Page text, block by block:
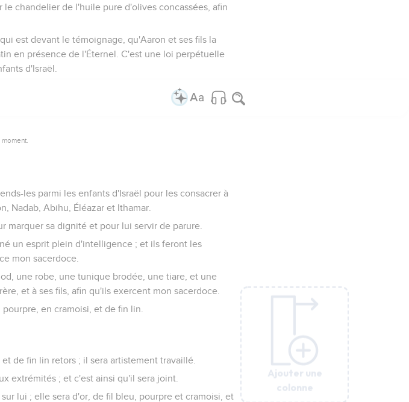
Ajouter une
colonne
chandelier de l'huile pure d'olives concassées, afin
est devant le témoignage, qu'Aaron et ses fils la
en présence de l'Éternel. C'est une loi perpétuelle
d'Israël.
Ajouter une
colonne
les parmi les enfants d'Israël pour les consacrer à
Nadab, Abihu, Éléazar et Ithamar.
marquer sa dignité et pour lui servir de parure.
un esprit plein d'intelligence ; et ils feront les
mon sacerdoce.
une robe, une tunique brodée, une tiare, et une
et à ses fils, afin qu'ils exercent mon sacerdoce.
en cramoisi, et de fin lin.
de fin lin retors ; il sera artistement travaillé.
extrémités ; et c'est ainsi qu'il sera joint.
lui ; elle sera d'or, de fil bleu, pourpre et cramoisi, et
Ajouter une
colonne
Ajouter une
colonne
Ajouter une
colonne